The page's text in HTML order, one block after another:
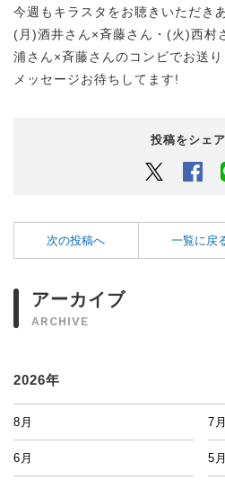
今週もキラスタをお聴きいただき
(月)酒井さん×斉藤さん・(火)西村
浦さん×斉藤さんのコンビでお送り
メッセージお待ちしてます!
投稿をシェ
Twitter
次の投稿へ 一覧に戻
アーカイブ
ARCHIVE
2026年
8月 7月
6月 5月